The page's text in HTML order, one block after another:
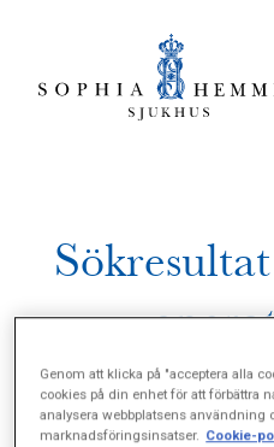
Genom att klicka på "acceptera alla
cookies på din enhet för att förbättra
analysera webbplatsens användning
marknadsföringsinsatser. Cookie-